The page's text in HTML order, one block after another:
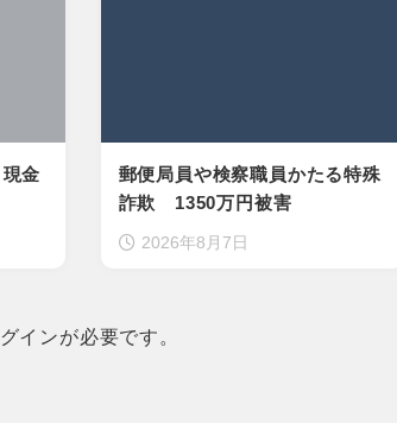
金
郵便局員や検察職員かたる特殊
詐欺 1350万円被害
2026年8月7日
インが必要です。